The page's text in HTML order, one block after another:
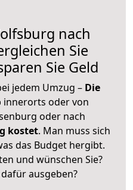
nach
Sie
Sie Geld
jedem Umzug – Die
innerorts oder von
oder nach
kostet. Man muss sich
das Budget hergibt.
und wünschen Sie?
ausgeben?